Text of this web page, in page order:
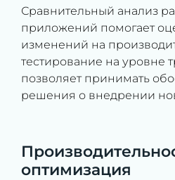
Сравнительный анализ
приложений помогает
изменений на
тестирование на уровне
позволяет принимать
решения о внедрении
оптимизация